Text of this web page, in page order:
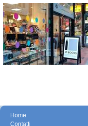
Home
Contatti